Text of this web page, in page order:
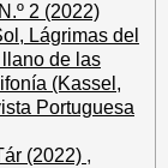
2 (2022)
Lágrimas del
de las
(Kassel,
Portuguesa
(2022) ,